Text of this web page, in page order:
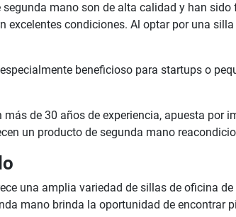
mano son de alta calidad y han
excelentes condiciones. Al optar por una
beneficioso para startups o
de 30 años de experiencia, apuesta por
un producto de segunda mano
una amplia variedad de sillas de oficina
mano brinda la oportunidad de encontrar